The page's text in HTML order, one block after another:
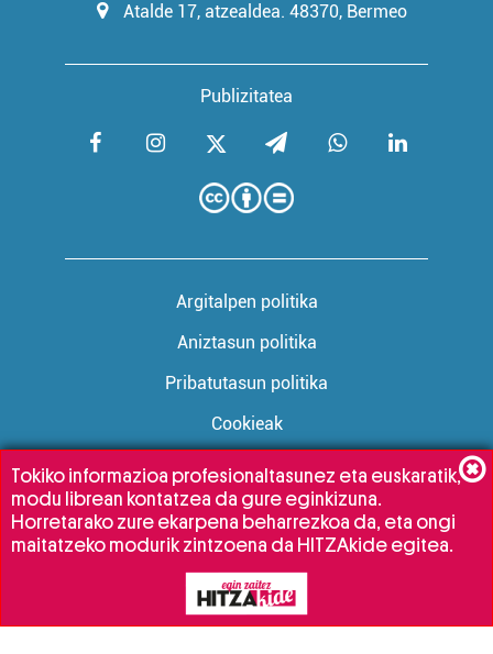
Publizitatea
Atalde 17, atzealdea. 48370, Bermeo
Argitalpen politika
Aniztasun politika
Pribatutasun politika
Cookieak
Babesleak:
Tokiko informazioa profesionaltasunez eta euskaratik,
modu librean kontatzea da gure eginkizuna.
Horretarako zure ekarpena beharrezkoa da, eta ongi
maitatzeko modurik zintzoena da HITZAkide egitea.